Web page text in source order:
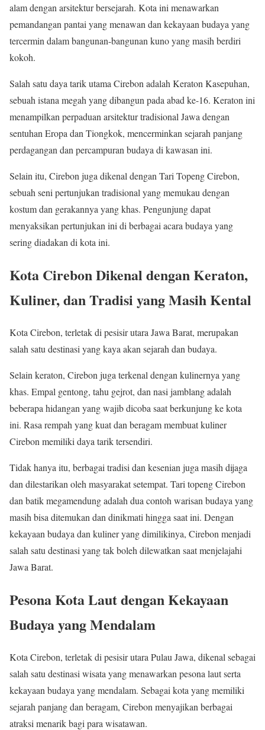
alam dengan arsitektur bersejarah. Kota ini menawarkan
pemandangan pantai yang menawan dan kekayaan budaya yang
tercermin dalam bangunan-bangunan kuno yang masih berdiri
kokoh.
Salah satu daya tarik utama Cirebon adalah Keraton Kasepuhan,
sebuah istana megah yang dibangun pada abad ke-16. Keraton ini
menampilkan perpaduan arsitektur tradisional Jawa dengan
sentuhan Eropa dan Tiongkok, mencerminkan sejarah panjang
perdagangan dan percampuran budaya di kawasan ini.
Selain itu, Cirebon juga dikenal dengan Tari Topeng Cirebon,
sebuah seni pertunjukan tradisional yang memukau dengan
kostum dan gerakannya yang khas. Pengunjung dapat
menyaksikan pertunjukan ini di berbagai acara budaya yang
sering diadakan di kota ini.
Kota Cirebon Dikenal dengan Keraton,
Kuliner, dan Tradisi yang Masih Kental
Kota Cirebon, terletak di pesisir utara Jawa Barat, merupakan
salah satu destinasi yang kaya akan sejarah dan budaya.
Selain keraton, Cirebon juga terkenal dengan kulinernya yang
khas. Empal gentong, tahu gejrot, dan nasi jamblang adalah
beberapa hidangan yang wajib dicoba saat berkunjung ke kota
ini. Rasa rempah yang kuat dan beragam membuat kuliner
Cirebon memiliki daya tarik tersendiri.
Tidak hanya itu, berbagai tradisi dan kesenian juga masih dijaga
dan dilestarikan oleh masyarakat setempat. Tari topeng Cirebon
dan batik megamendung adalah dua contoh warisan budaya yang
masih bisa ditemukan dan dinikmati hingga saat ini. Dengan
kekayaan budaya dan kuliner yang dimilikinya, Cirebon menjadi
salah satu destinasi yang tak boleh dilewatkan saat menjelajahi
Jawa Barat.
Pesona Kota Laut dengan Kekayaan
Budaya yang Mendalam
Kota Cirebon, terletak di pesisir utara Pulau Jawa, dikenal sebagai
salah satu destinasi wisata yang menawarkan pesona laut serta
kekayaan budaya yang mendalam. Sebagai kota yang memiliki
sejarah panjang dan beragam, Cirebon menyajikan berbagai
atraksi menarik bagi para wisatawan.